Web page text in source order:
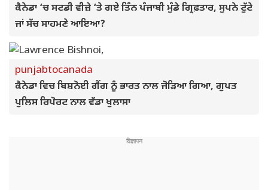
ਕੈਨੇਡਾ ‘ਚ ਸਟਡੀ ਵੀਜ਼ੇ ‘ਤੇ ਗਏ ਤਿੰਨ ਪੰਜਾਬੀ ਮੁੰਡੇ ਗ੍ਰਿਫ਼ਤਾਰ, ਸੁਪਨੇ ਟੁੱਟੇ
ਜਾਂ ਸੱਚ ਸਾਹਮਣੇ ਆਇਆ?
punjabtocanada
ਕੈਨੇਡਾ ਵਿਚ ਬਿਸ਼ਨੋਈ ਗੈਂਗ ਨੂੰ ਭਾਰਤ ਨਾਲ ਜੋੜਿਆ ਗਿਆ, ਗੁਪਤ
ਪੁਲਿਸ ਰਿਪੋਰਟ ਨਾਲ ਵੱਡਾ ਖੁਲਾਸਾ